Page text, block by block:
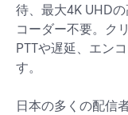
待、最大4K UHD
コーダー不要。ク
PTTや遅延、エン
す。
日本の多くの配信